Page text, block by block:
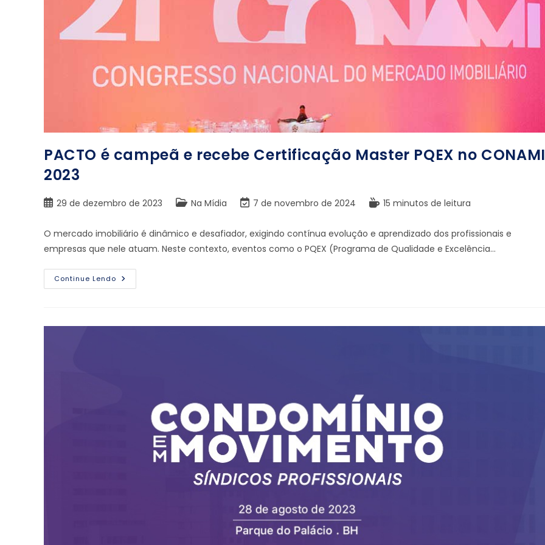
PACTO é campeã e recebe Certificação Master PQEX no CONAMI
2023
29 de dezembro de 2023 Na Mídia 7 de novembro de 2024 15 minutos de leitura
O mercado imobiliário é dinâmico e desafiador, exigindo contínua evolução e aprendizado dos profissionais e
empresas que nele atuam. Neste contexto, eventos como o PQEX (Programa de Qualidade e Excelência…
Continue Lendo